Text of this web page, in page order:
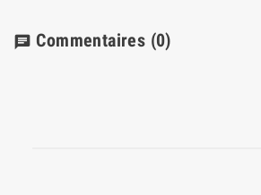
chat Commentaires (0)